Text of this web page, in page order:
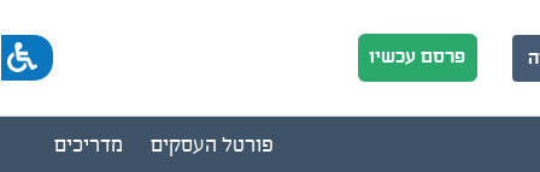
פרסם עכשיו
מדריכים פורטל העסקים